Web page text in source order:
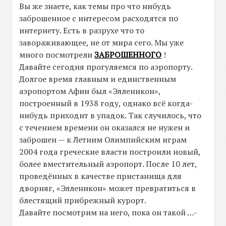
Вы же знаете, как темы про что нибудь
заброшенное с интересом расходятся по
интернету. Есть в разрухе что то
завораживающее, не от мира сего. Мы уже
много посмотрелиЗАБРОШЕННОГО !
Давайте сегодня прогуляемся по аэропорту.
Долгое время главным и единственным
аэропортом Афин был «Элленикон»,
построенный в 1938 году, однако всё когда-
нибудь приходит в упадок. Так случилось, что
с течением времени он оказался не нужен и
заброшен — к Летним Олимпийским играм
2004 года греческие власти построили новый,
более вместительный аэропорт. После 10 лет,
проведённых в качестве пристанища для
дворняг, «Элленикон» может превратиться в
блестящий прибрежный курорт.
Давайте посмотрим на него, пока он такой …-